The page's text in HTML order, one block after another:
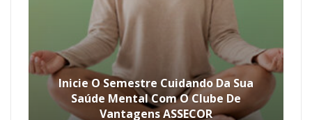
Inicie O Semestre Cuidando Da Sua
Saúde Mental Com O Clube De
Vantagens ASSECOR